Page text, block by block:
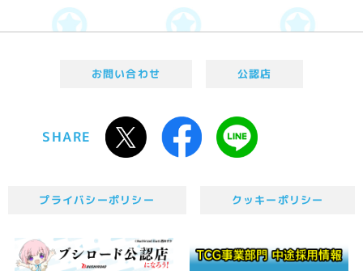
お問い合わせ 公認店
SHARE
プライバシーポリシー クッキーポリシー